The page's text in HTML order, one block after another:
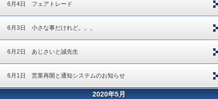
6月4日 フェアトレード
6月3日 小さな事だけれど。。。
6月2日 あじさいと誠先生
6月1日 営業再開と通知システムのお知らせ
2020年5月